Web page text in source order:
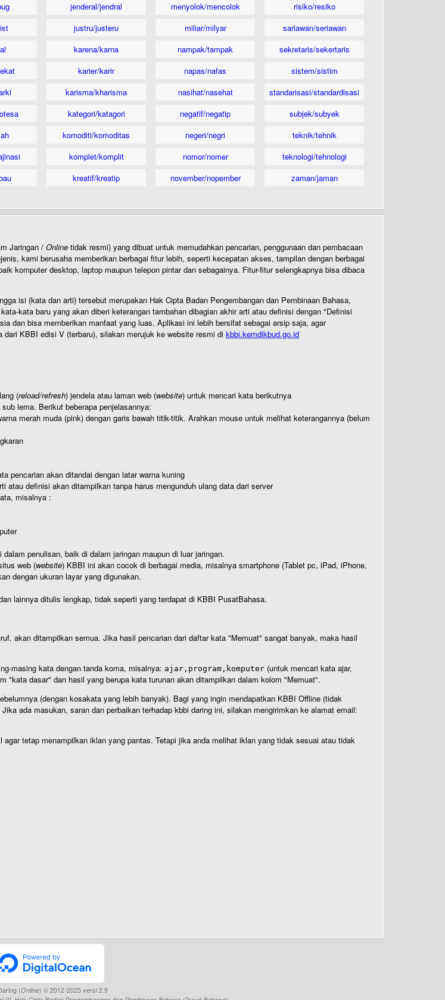
jenderal/jendral
justru/justeru
karena/karna
karier/karir
karisma/kharisma
kategori/katagori
komoditi/komoditas
komplet/komplit
kreatif/kreatip
menyolok/mencolok
miliar/milyar
nampak/tampak
napas/nafas
nasihat/nasehat
negatif/negatip
negeri/negri
nomor/nomer
november/nopember
risiko/resiko
sariawan/seriawan
sekretaris/sekertaris
sistem/sistim
standarisasi/standardisasi
subjek/subyek
teknik/tehnik
teknologi/tehnologi
zaman/jaman
Jaringan / Online tidak resmi) yang dibuat untuk memudahkan pencarian, penggunaan dan pembacaan
kami berusaha memberikan berbagai fitur lebih, seperti kecepatan akses, tampilan dengan berbagai
komputer desktop, laptop maupun telepon pintar dan sebagainya. Fitur-fitur selengkapnya bisa dibaca
isi (kata dan arti) tersebut merupakan Hak Cipta Badan Pengembangan dan Pembinaan Bahasa,
kata baru yang akan diberi keterangan tambahan dibagian akhir arti atau definisi dengan "Definisi
dan bisa memberikan manfaat yang luas. Aplikasi ini lebih bersifat sebagai arsip saja, agar
KBBI edisi V (terbaru), silakan merujuk ke website resmi di kbbi.kemdikbud.go.id
(reload/refresh) jendela atau laman web (website) untuk mencari kata berikutnya
lema. Berikut beberapa penjelasannya:
merah muda (pink) dengan garis bawah titik-titik. Arahkan mouse untuk melihat keterangannya (belum
pencarian akan ditandai dengan latar warna kuning
definisi akan ditampilkan tanpa harus mengunduh ulang data dari server
misalnya :
penulisan, baik di dalam jaringan maupun di luar jaringan.
web (website) KBBI ini akan cocok di berbagai media, misalnya smartphone (Tablet pc, iPad, iPhone,
dengan ukuran layar yang digunakan.
lainnya ditulis lengkap, tidak seperti yang terdapat di KBBI PusatBahasa.
akan ditampilkan semua. Jika hasil pencarian dari daftar kata "Memuat" sangat banyak, maka hasil
masing kata dengan tanda koma, misalnya: ajar,program,komputer (untuk mencari kata ajar,
dasar" dan hasil yang berupa kata turunan akan ditampilkan dalam kolom "Memuat".
(dengan kosakata yang lebih banyak). Bagi yang ingin mendapatkan KBBI Offline (tidak
Jika ada masukan, saran dan perbaikan terhadap kbbi daring ini, silakan mengirimkan ke alamat email:
tetap menampilkan iklan yang pantas. Tetapi jika anda melihat iklan yang tidak sesuai atau tidak
(Online) © 2012-2025 versi 2.9